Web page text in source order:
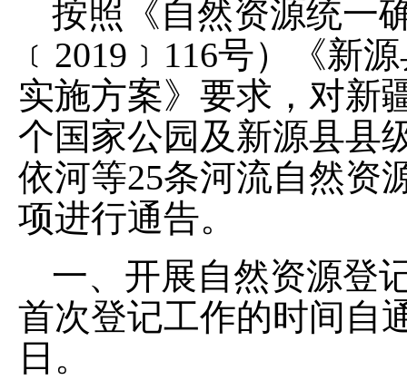
按照《自然资源统一
﹝ 2019 ﹞ 116号）《新
实施方案》要求，对新
个国家公园及新源县县
依河等25条河流自然资
项进行通告。
一、 开展自然资源登
首次登记工作的时间自
日。